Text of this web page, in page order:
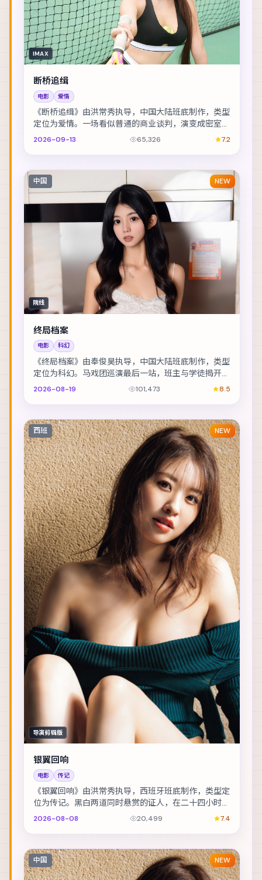
IMAX
断桥追缉
电影 爱情
《断桥追缉》由洪常秀执导，中国大陆班底制作，类型
定位为爱情。一场看似普通的商业谈判，演变成密室中
的心理博弈。主演包括廖凡、张震、绫野刚 等，表演...
2026-09-13 65,326 7.2
中国 NEW
院线
终局档案
电影 科幻
《终局档案》由奉俊昊执导，中国大陆班底制作，类型
定位为科幻。马戏团巡演最后一站，班主与学徒揭开二
十年前的旧案。主演包括安藤樱、章子怡、全智贤 等...
2026-08-19 101,473 8.5
西班 NEW
导演剪辑版
银翼回响
电影 传记
《银翼回响》由洪常秀执导，西班牙班底制作，类型定
位为传记。黑白两道同时悬赏的证人，在二十四小时内
穿越整座城。主演包括梁朝伟、基里安·墨菲、张震 ...
2026-08-08 20,499 7.4
中国 NEW